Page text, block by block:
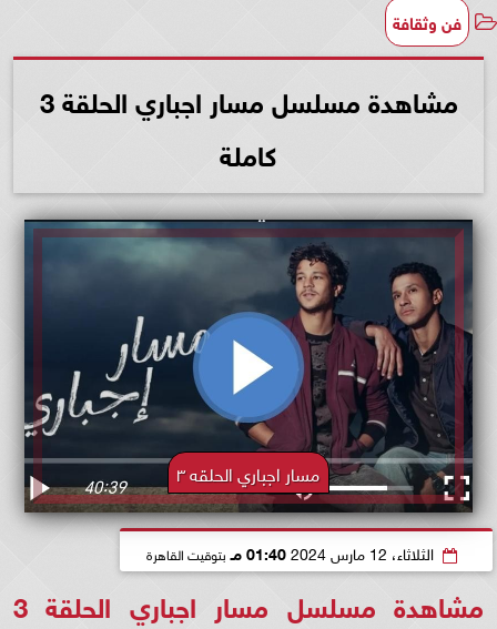
فن وثقافة
مشاهدة مسلسل مسار اجباري الحلقة 3
كاملة
مسار اجباري الحلقه ٣
الثلاثاء، 12 مارس 2024 01:40 مـ بتوقيت القاهرة
مشاهدة مسلسل مسار اجباري الحلقة 3